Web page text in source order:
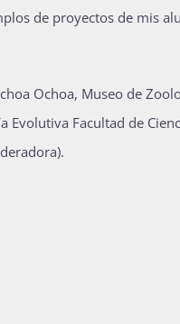
2027-1
de proyectos de mis
Ochoa, Museo de
Evolutiva Facultad de